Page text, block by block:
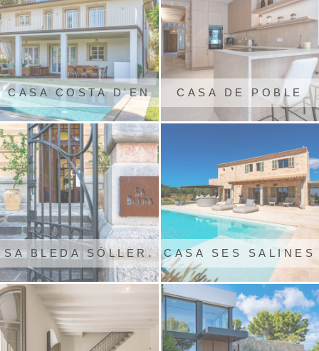
CASA COSTA D'EN
BLANES
CASA DE POBLE
SANTANYÍ
SA BLEDA SÓLLER. CASA SES SALINES